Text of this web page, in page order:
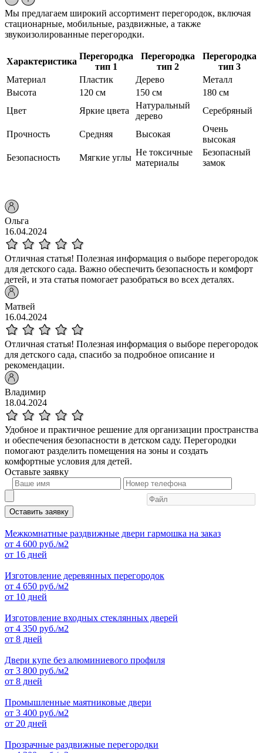
Мы предлагаем широкий ассортимент перегородок, включая
стационарные, мобильные, раздвижные, а также
звукоизолированные перегородки.
Характеристика
Перегородка
тип 1
Перегородка
тип 2
Перегородка
тип 3
Материал
Пластик Дерево
Металл
Высота
120 см 150 см
180 см
Цвет
Яркие цвета
Натуральный
дерево
Серебряный
Прочность Средняя Высокая
Очень
высокая
Безопасность
Мягкие углы
Не токсичные
материалы
Безопасный
замок
Ольга
16.04.2024
Отличная статья! Полезная информация о выборе перегородок
для детского сада. Важно обеспечить безопасность и комфорт
детей, и эта статья помогает разобраться во всех деталях.
Матвей
16.04.2024
Отличная статья! Полезная информация о выборе перегородок
для детского сада, спасибо за подробное описание и
рекомендации.
Владимир
18.04.2024
Удобное и практичное решение для организации пространства
и обеспечения безопасности в детском саду. Перегородки
помогают разделить помещения на зоны и создать
комфортные условия для детей.
Оставьте заявку
Оставить заявку
Межкомнатные раздвижные двери гармошка на заказ
от 4 600 руб./м2
от 16 дней
Изготовление деревянных перегородок
от 4 650 руб./м2
от 10 дней
Изготовление входных стеклянных дверей
от 4 350 руб./м2
от 8 дней
Двери купе без алюминиевого профиля
от 3 800 руб./м2
от 8 дней
Промышленные маятниковые двери
от 3 400 руб./м2
от 20 дней
Прозрачные раздвижные перегородки